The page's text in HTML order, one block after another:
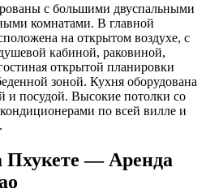
с большими двуспальными
комнатами. В главной
на открытом воздухе, с
кабиной, раковиной,
открытой планировки
зоной. Кухня оборудована
и посудой. Высокие потолки со
по всей вилле и
Пхукете — Аренда